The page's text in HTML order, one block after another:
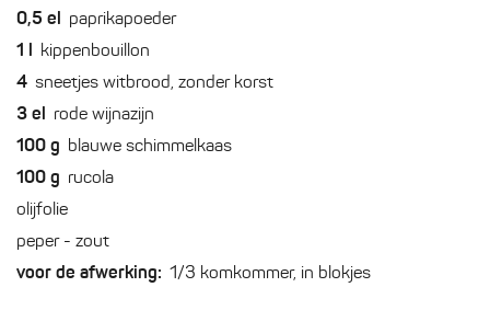
0,5 el paprikapoeder
1 l kippenbouillon
4 sneetjes witbrood, zonder korst
3 el rode wijnazijn
100 g blauwe schimmelkaas
100 g rucola
olijfolie
peper - zout
voor de afwerking: 1/3 komkommer, in blokjes